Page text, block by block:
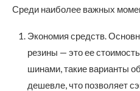
Среди наиболее важных
Экономия средств.
резины — это ее
шинами, такие варианты
дешевле, что позволяет